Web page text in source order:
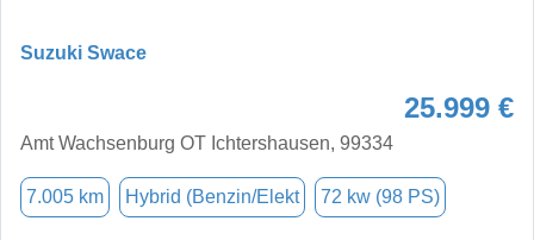
Suzuki Swace
25.999 €
Amt Wachsenburg OT Ichtershausen, 99334
7.005 km Hybrid (Benzin/Elekt 72 kw (98 PS)